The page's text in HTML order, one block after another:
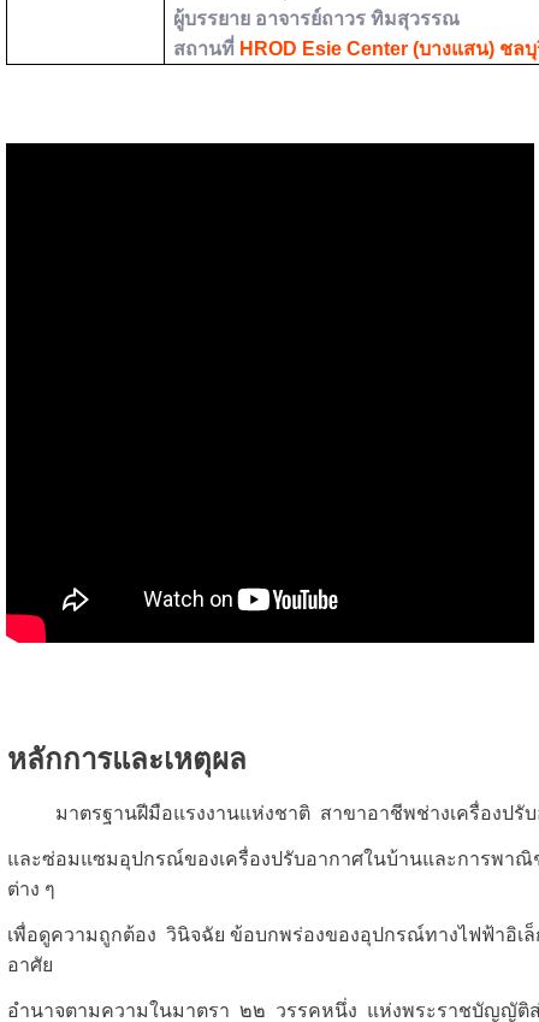
ผู้บรรยาย อาจารย์ถาวร ทิมสุวรรณ
สถานที่ HROD Esie Center (บางแสน) ชลบุ
หลักการและเหตุผล
มาตรฐานฝีมือแรงงานแห่งชาติ สาขาอาชีพช่างเครื่องป
และซ่อมแซมอุปกรณ์ของเครื่องปรับอากาศในบ้านและการพา
ต่าง ๆ
เพื่อดูความถูกต้อง วินิจฉัย ข้อบกพร่องของอุปกรณ์ทางไฟฟ้า
อาศัย
อํานาจตามความในมาตรา ๒๒ วรรคหนึ่ง แห่งพระราชบัญญั